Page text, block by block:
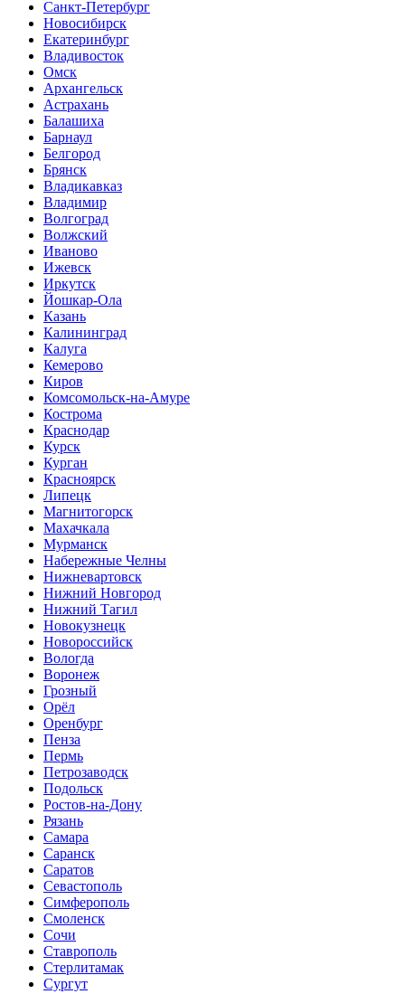
Санкт-Петербург
Новосибирск
Екатеринбург
Владивосток
Омск
Архангельск
Астрахань
Балашиха
Барнаул
Белгород
Брянск
Владикавказ
Владимир
Волгоград
Волжский
Иваново
Ижевск
Иркутск
Йошкар-Ола
Казань
Калининград
Калуга
Кемерово
Киров
Комсомольск-на-Амуре
Кострома
Краснодар
Курск
Курган
Красноярск
Липецк
Магнитогорск
Махачкала
Мурманск
Набережные Челны
Нижневартовск
Нижний Новгород
Нижний Тагил
Новокузнецк
Новороссийск
Вологда
Воронеж
Грозный
Орёл
Оренбург
Пенза
Пермь
Петрозаводск
Подольск
Ростов-на-Дону
Рязань
Самара
Саранск
Саратов
Севастополь
Симферополь
Смоленск
Сочи
Ставрополь
Стерлитамак
Сургут